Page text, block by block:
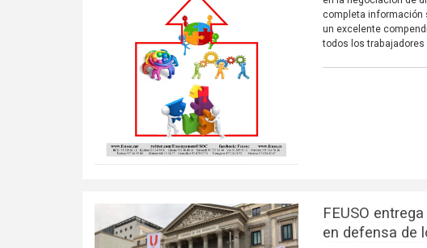
completa información
un excelente
todos los trabajadores
FEUSO
en defensa de